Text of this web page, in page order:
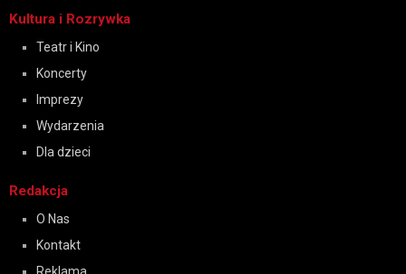
Kultura i Rozrywka
Teatr i Kino
Koncerty
Imprezy
Wydarzenia
Dla dzieci
Redakcja
O Nas
Kontakt
Reklama